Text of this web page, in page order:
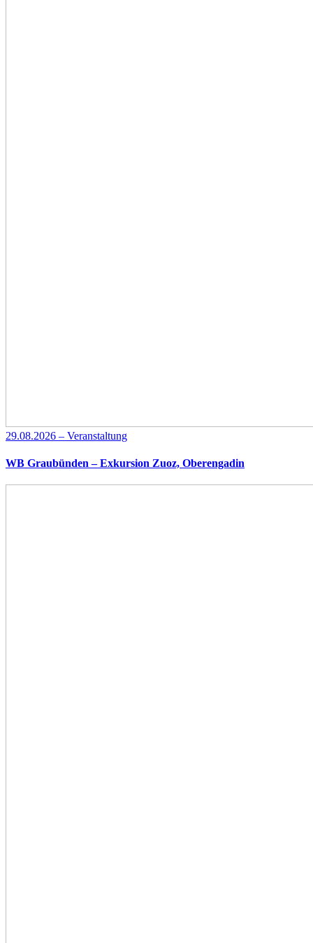
29.08.2026 – Veranstaltung
WB Graubünden – Exkursion Zuoz, Oberengadin